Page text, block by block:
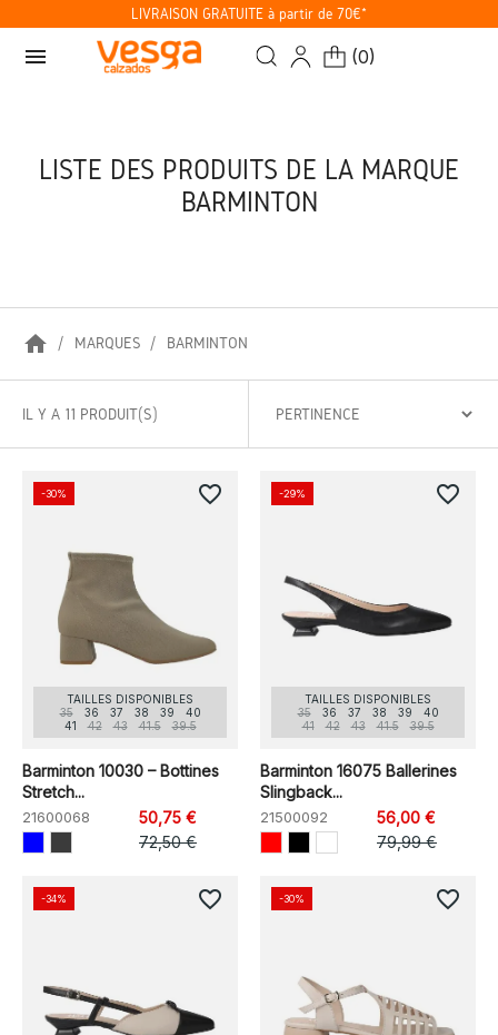
LIVRAISON GRATUITE à partir de 70€*
menu (0)
LISTE DES PRODUITS DE LA MARQUE
BARMINTON
home MARQUES BARMINTON
IL Y A 11 PRODUIT(S)
TAILLES DISPONIBLES
35
36 37 38 39
40
41
42 43 41.5 39.5
Barminton 10030 – Bottines
Stretch...
21600068
50,75 €
72,50 €
-30% favorite_border
TAILLES DISPONIBLES
35
36 37 38 39
40
41
42 43 41.5 39.5
Barminton 16075 Ballerines
Slingback...
21500092
56,00 €
79,99 €
-29% favorite_border
-34% favorite_border -30% favorite_border